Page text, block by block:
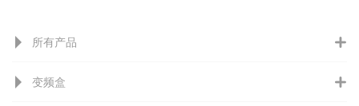
所有产品
变频盒